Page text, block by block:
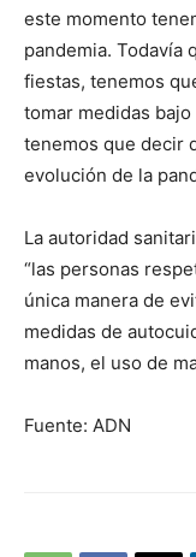
este momento
pandemia. Todavía
fiestas, tenemos
tomar medidas
tenemos que decir
evolución de la
La autoridad
“las personas
única manera de
medidas de
manos, el uso de
Fuente: ADN